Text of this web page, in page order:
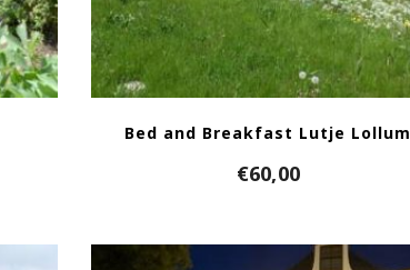
Bed and Breakfast Lutje Lollum
€60,00